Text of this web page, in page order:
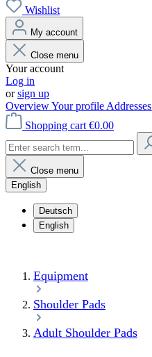
Wishlist
My account
Close menu
Your account
Log in
orsign up
OverviewYour profile Addresses
Shopping cart €0.00
Close menu
English
Deutsch
English
Equipment
Shoulder Pads
Adult Shoulder Pads